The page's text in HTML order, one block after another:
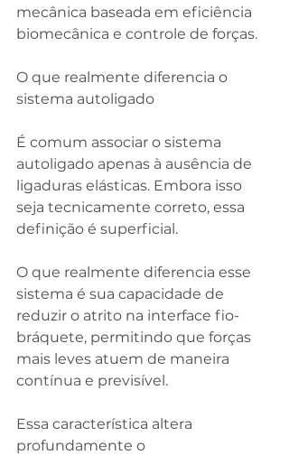
mecânica baseada em eficiência
biomecânica e controle de forças.
O que realmente diferencia o
sistema autoligado
É comum associar o sistema
autoligado apenas à ausência de
ligaduras elásticas. Embora isso
seja tecnicamente correto, essa
definição é superficial.
O que realmente diferencia esse
sistema é sua capacidade de
reduzir o atrito na interface fio-
bráquete, permitindo que forças
mais leves atuem de maneira
contínua e previsível.
Essa característica altera
profundamente o